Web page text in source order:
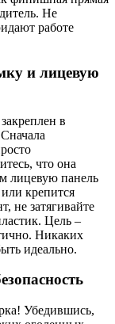
Не
работе
и лицевую
в
что она
лицевую панель
крепится
не затягивайте
Цель –
Никаких
идеально.
Убедившись,